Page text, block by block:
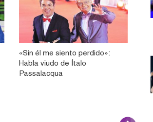
«Sin él me siento perdido»:
Habla viudo de Ítalo
Passalacqua